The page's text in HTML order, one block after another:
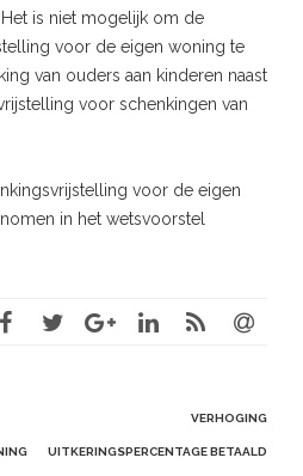
is niet mogelijk om de
voor de eigen woning te
van ouders aan kinderen naast
voor schenkingen van
voor de eigen
in het wetsvoorstel
VERHOGING
UITKERINGSPERCENTAGE BETAALD